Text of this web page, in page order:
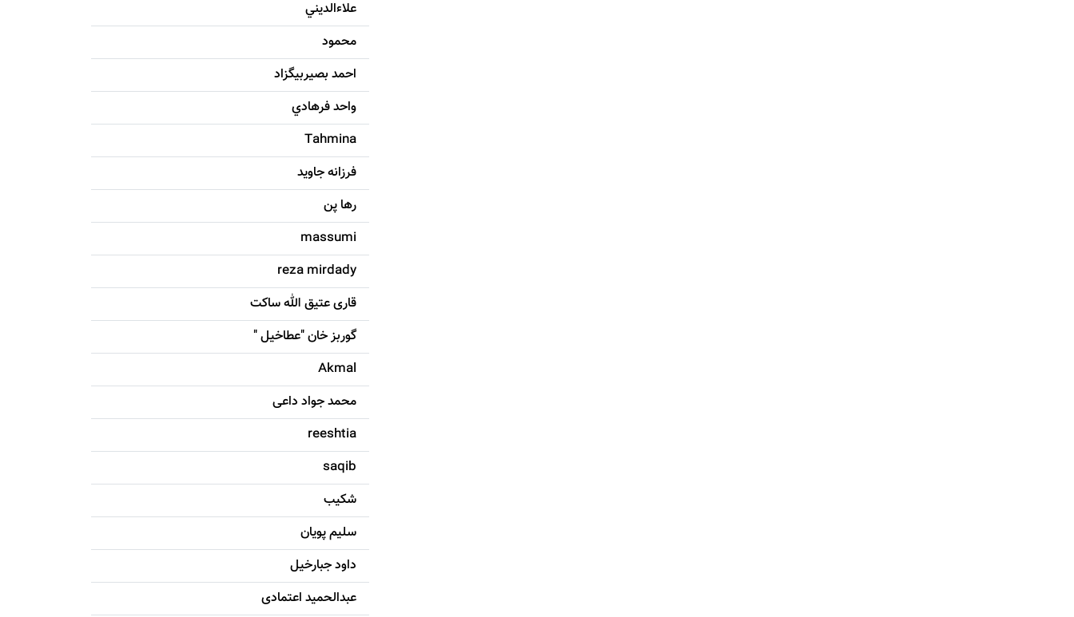
علاءالديني
محمود
احمد بصيربيگزاد
واحد فرهادي
Tahmina
فرزانه جاويد
رها پن
massumi
reza mirdady
قاری عتیق الله ساکت
گوربز خان "عطاخیل "
Akmal
محمد جواد داعی
reeshtia
saqib
شکيب
سليم پویان
داود جبارخیل
عبدالحمید اعتمادی